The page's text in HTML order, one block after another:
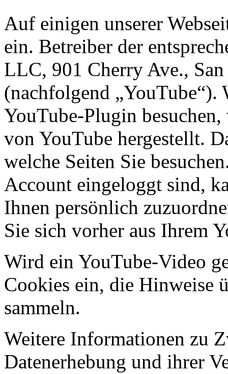
Auf einigen unserer
ein. Betreiber der
LLC, 901 Cherry Ave.,
(nachfolgend „YouTube“).
YouTube-Plugin
von YouTube hergestellt.
welche Seiten Sie
Account eingeloggt sind,
Ihnen persönlich
Sie sich vorher aus Ihrem
Wird ein YouTube-Video
Cookies ein, die Hinweise
sammeln.
Weitere Informationen zu
Datenerhebung und ihrer